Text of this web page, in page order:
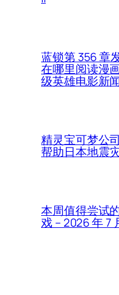
蓝锁第 356 章
在哪里阅读漫
级英雄电影新
精灵宝可梦公
帮助日本地震
本周值得尝试
戏 – 2026 年 7